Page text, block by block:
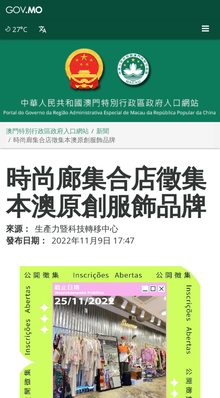
27°C
澳門特別行政區政府入口網站
新聞
時尚廊集合店徵集本澳原創服飾品牌
時尚廊集合店徵集
本澳原創服飾品牌
來源：
生產力暨科技轉移中心
發布日期：
2022年11月9日 17:47